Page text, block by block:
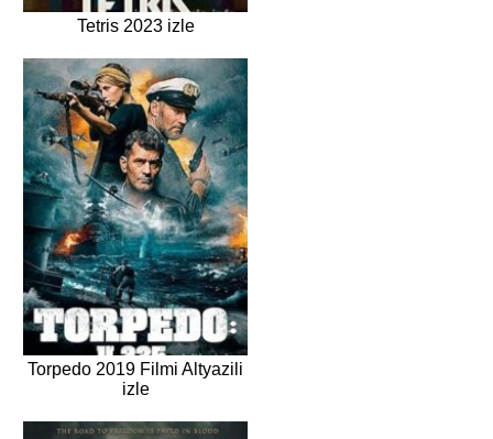
Tetris 2023 izle
Torpedo 2019 Filmi Altyazili
izle